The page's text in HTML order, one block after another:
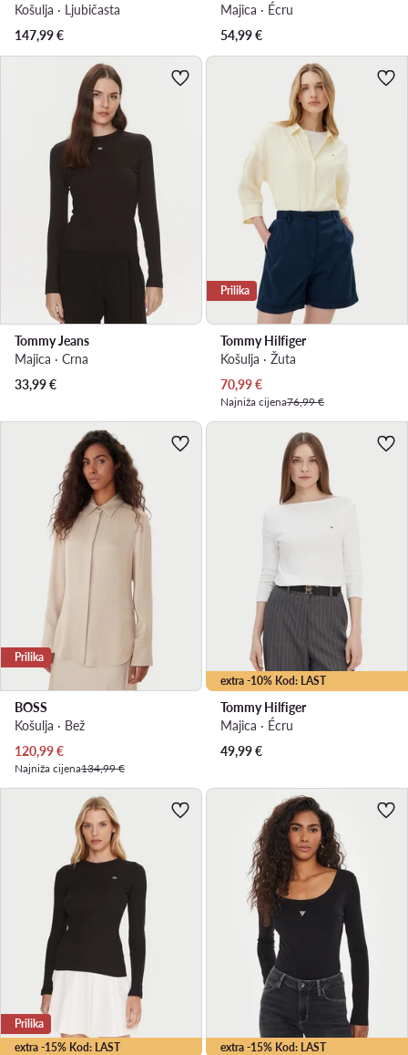
Košulja · Ljubičasta
147,99€
Majica · Écru
54,99€
Tommy Jeans
Majica · Crna
33,99€
Prilika
Tommy Hilfiger
Košulja · Žuta
Trenutna cijena
70,99€
Najniža cijena76,99 €
Prilika
BOSS
Košulja · Bež
Trenutna cijena
120,99€
Najniža cijena134,99 €
extra -10% Kod: LAST
Tommy Hilfiger
Majica · Écru
49,99€
extra -15% Kod: LAST
Prilika
extra -15% Kod: LAST